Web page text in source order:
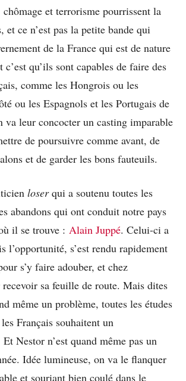
et terrorisme pourrissent la
et ce n’est pas la petite bande qui
de la France qui est de nature
c’est qu’ils sont capables de faire des
comme les Hongrois ou les
ou les Espagnols et les Portugais de
va leur concocter un casting imparable
de poursuivre comme avant, de
et de garder les bons fauteuils.
loserqui a soutenu toutes les
abandons qui ont conduit notre pays
il se trouve : Alain Juppé. Celui-ci a
l’opportunité, s’est rendu rapidement
s’y faire adouber, et chez
sa feuille de route. Mais dites
même un problème, toutes les études
Français souhaitent un
Nestor n’est quand même pas un
Idée lumineuse, on va le flanquer
et souriant bien coulé dans le